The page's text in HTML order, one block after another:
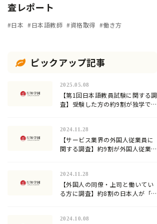
査レポート
#日本 #日本語教師 #資格取得 #働き方
ピックアップ記事
2025.05.08
【第1回日本語教員試験に関する調
査】受験した方の約9割が独学での
2024.11.28
【サービス業界の外国人従業員に
関する調査】約9割が外国人従業員
員』の需要！
2024.11.28
【外国人の同僚・上司と働いてい
る方に調査】約8割の日本人が「日
2024.10.08